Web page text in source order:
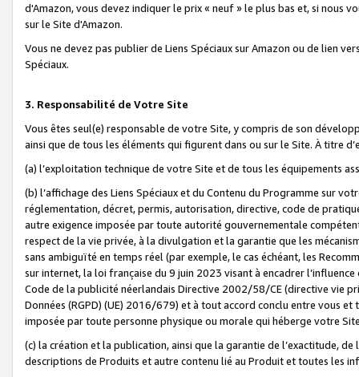
d'Amazon, vous devez indiquer le prix « neuf » le plus bas et, si nous
sur le Site d'Amazon.
Vous ne devez pas publier de Liens Spéciaux sur Amazon ou de lien
Spéciaux.
3. Responsabilité de Votre Site
Vous êtes seul(e) responsable de votre Site, y compris de son
ainsi que de tous les éléments qui figurent dans ou sur le Site. À titre
(a) l’exploitation technique de votre Site et de tous les équipements
(b) l’affichage des Liens Spéciaux et du Contenu du Programme sur
réglementation, décret, permis, autorisation, directive, code de
autre exigence imposée par toute autorité gouvernementale
respect de la vie privée, à la divulgation et la garantie que les
sans ambiguïté en temps réel (par exemple, le cas échéant, les
sur internet, la loi française du 9 juin 2023 visant à encadrer
Code de la publicité néerlandais Directive 2002/58/CE (directive vie
Données (RGPD) (UE) 2016/679) et à tout accord conclu entre vous
imposée par toute personne physique ou morale qui héberge votre
(c) la création et la publication, ainsi que la garantie de l’exactitude,
descriptions de Produits et autre contenu lié au Produit et toutes les